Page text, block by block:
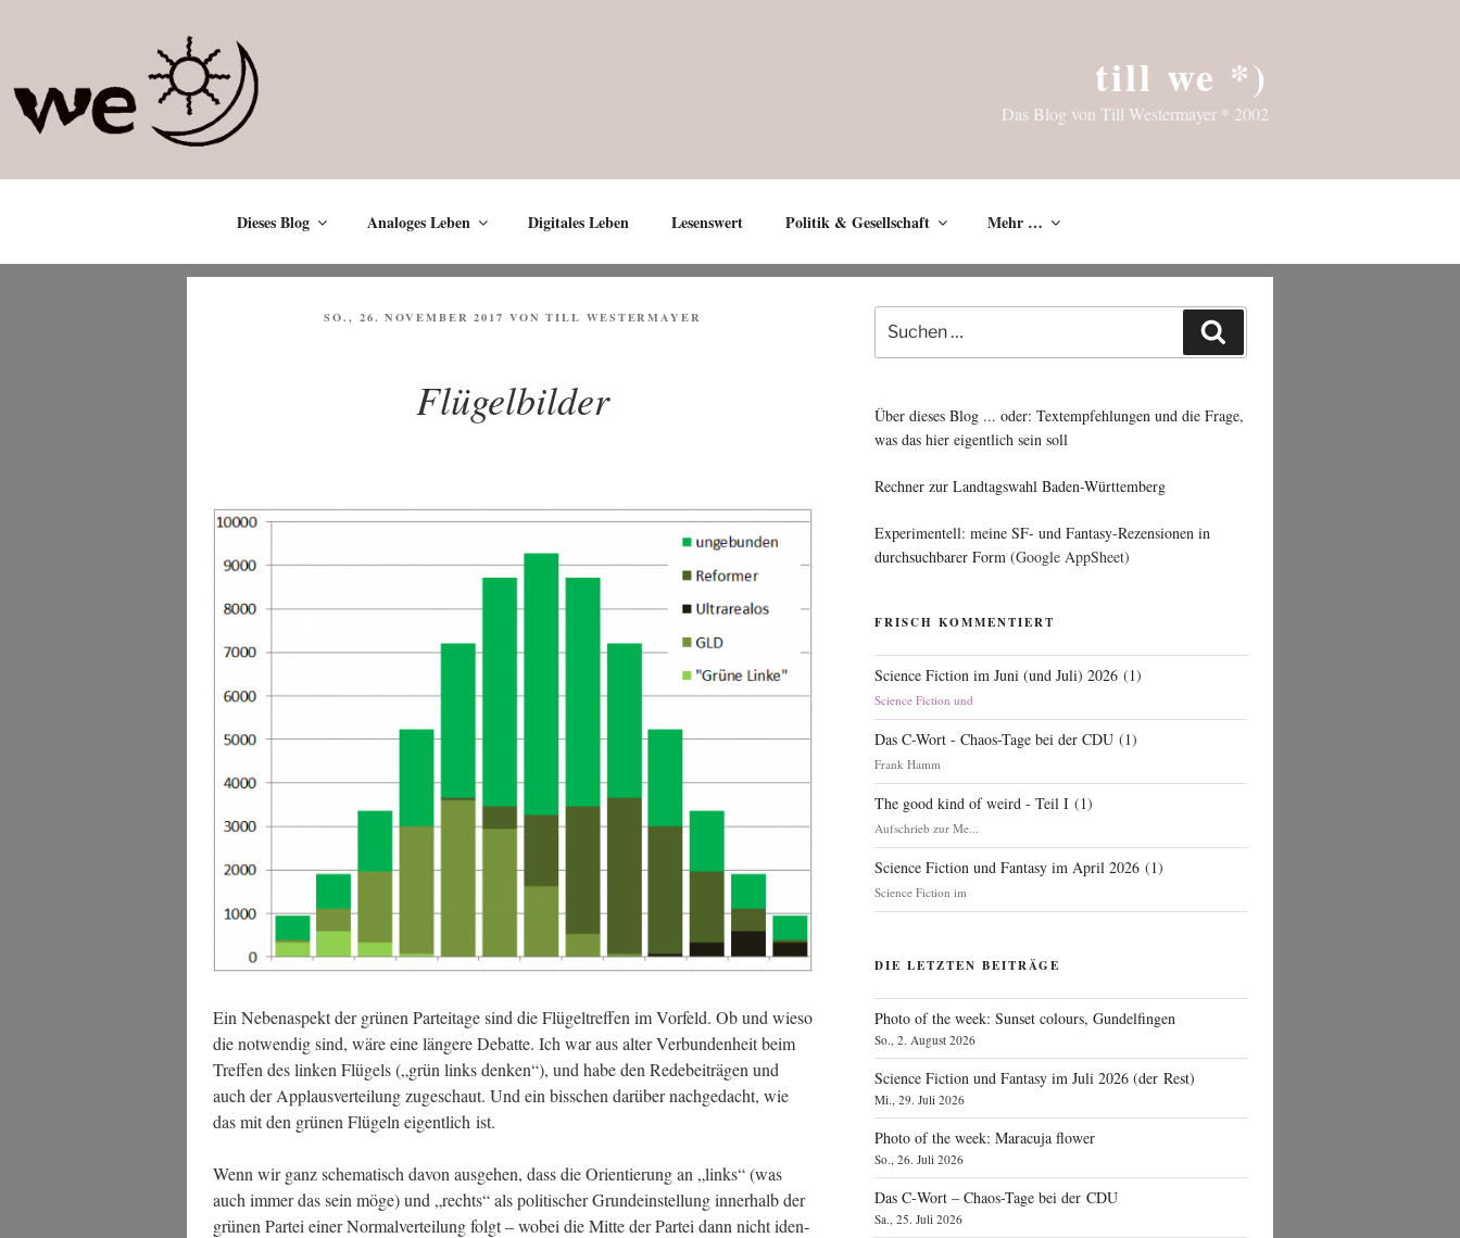
till we *)
Das Blog von Till Westermayer * 2002
Dieses Blog Analoges Leben Digitales Leben Lesenswert Politik & Gesellschaft Mehr …
VERÖFFENTLICHT
SO., 26. NOVEMBER 2017 VONTILL WESTERMAYER
Flügelbilder
Ein Neben­aspekt der grü­nen Par­tei­ta­ge sind die Flü­gel­tref­fen im Vor­feld. Ob und wie­so
die not­wen­dig sind, wäre eine län­ge­re Debat­te. Ich war aus alter Ver­bun­den­heit beim
Tref­fen des lin­ken Flü­gels („grün links den­ken“), und habe den Rede­bei­trä­gen und
auch der Applaus­ver­tei­lung zuge­schaut. Und ein biss­chen dar­über nach­ge­dacht, wie
das mit den grü­nen Flü­geln eigent­lich ist.
Wenn wir ganz sche­ma­tisch davon aus­ge­hen, dass die Ori­en­tie­rung an „links“ (was
auch immer das sein möge) und „rechts“ als poli­ti­scher Grund­ein­stel­lung inner­halb der
grü­nen Par­tei einer Nor­mal­ver­tei­lung folgt – wobei die Mit­te der Par­tei dann nicht iden­
nach:
Über dieses Blog ... oder: Textempfehlungen und die Frage,
was das hier eigentlich sein soll
Rechner zur Landtagswahl Baden-Württemberg
Experimentell: meine SF- und Fantasy-Rezensionen in
durchsuchbarer Form (Google AppSheet)
FRISCH KOMMENTIERT
Science Fiction im Juni (und Juli) 2026 (1)
Science Fiction und
Das C-Wort - Chaos-Tage bei der CDU (1)
Frank Hamm
The good kind of weird - Teil I (1)
Aufschrieb zur Me...
Science Fiction und Fantasy im April 2026 (1)
Science Fiction im
DIE LETZTEN BEITRÄGE
Photo of the week: Sunset colours, Gundelfingen
So., 2. August 2026
Science Fiction und Fantasy im Juli 2026 (der Rest)
Mi., 29. Juli 2026
Photo of the week: Maracuja flower
So., 26. Juli 2026
Das C‑Wort – Chaos-Tage bei der CDU
Sa., 25. Juli 2026